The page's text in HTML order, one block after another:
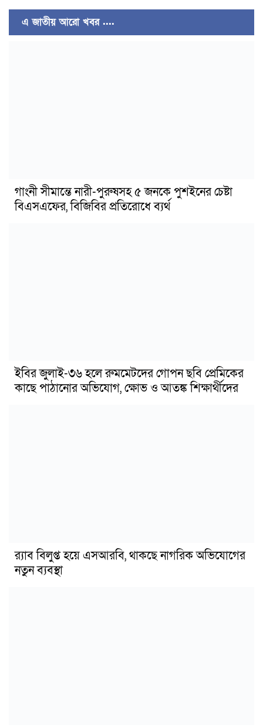
এ জাতীয় আরো খবর ....
গাংনী সীমান্তে নারী-পুরুষসহ ৫ জনকে পুশইনের চেষ্টা
বিএসএফের, বিজিবির প্রতিরোধে ব্যর্থ
ইবির জুলাই-৩৬ হলে রুমমেটদের গোপন ছবি প্রেমিকের
কাছে পাঠানোর অভিযোগ, ক্ষোভ ও আতঙ্ক শিক্ষার্থীদের
র‍্যাব বিলুপ্ত হয়ে এসআরবি, থাকছে নাগরিক অভিযোগের
নতুন ব্যবস্থা